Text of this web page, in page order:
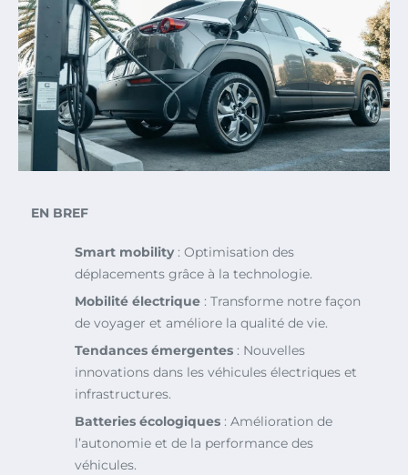
EN BREF
Smart mobility: Optimisation des
déplacements grâce à la technologie.
Mobilité électrique : Transforme notre façon
de voyager et améliore la qualité de vie.
Tendances émergentes : Nouvelles
innovations dans les véhicules électriques et
infrastructures.
Batteries écologiques : Amélioration de
l’autonomie et de la performance des
véhicules.